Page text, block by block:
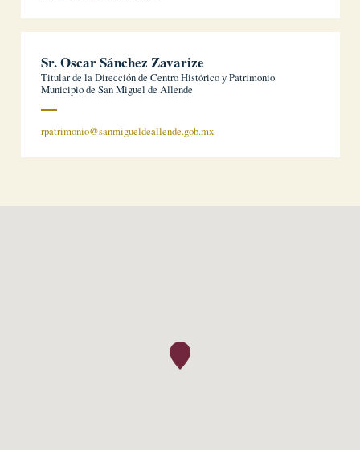
Sr. Oscar Sánchez Zavarize
Titular de la Dirección de Centro Histórico y Patrimonio
Municipio de San Miguel de Allende
rpatrimonio@sanmigueldeallende.gob.mx